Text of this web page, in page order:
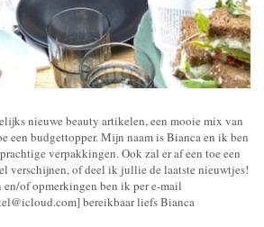
nieuwe beauty artikelen, een mooie mix van
een budgettopper. Mijn naam is Bianca en ik ben
verpakkingen. Ook zal er af een toe een
verschijnen, of deel ik jullie de laatste nieuwtjes!
en/of opmerkingen ben ik per e-mail
bereikbaar liefs Bianca